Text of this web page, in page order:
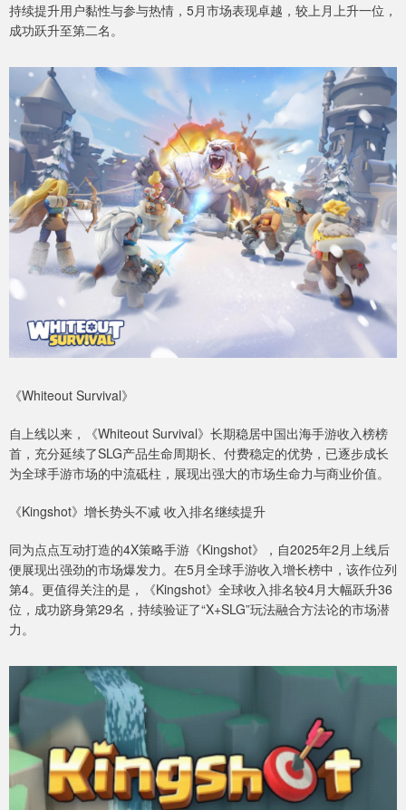
持续提升用户黏性与参与热情，5月市场表现卓越，较上月上升一位，
成功跃升至第二名。
《Whiteout Survival》
自上线以来，《Whiteout Survival》长期稳居中国出海手游收入榜榜
首，充分延续了SLG产品生命周期长、付费稳定的优势，已逐步成长
为全球手游市场的中流砥柱，展现出强大的市场生命力与商业价值。
《Kingshot》增长势头不减 收入排名继续提升
同为点点互动打造的4X策略手游《Kingshot》，自2025年2月上线后
便展现出强劲的市场爆发力。在5月全球手游收入增长榜中，该作位列
第4。更值得关注的是，《Kingshot》全球收入排名较4月大幅跃升36
位，成功跻身第29名，持续验证了“X+SLG”玩法融合方法论的市场潜
力。